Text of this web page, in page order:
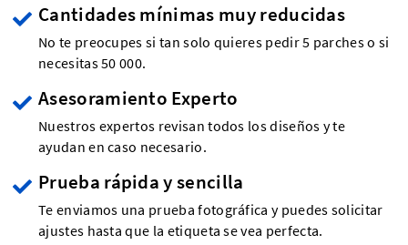
Cantidades mínimas muy reducidas
No te preocupes si tan solo quieres pedir 5 parches o si
necesitas 50 000.
Asesoramiento Experto
Nuestros expertos revisan todos los diseños y te
ayudan en caso necesario.
Prueba rápida y sencilla
Te enviamos una prueba fotográfica y puedes solicitar
ajustes hasta que la etiqueta se vea perfecta.